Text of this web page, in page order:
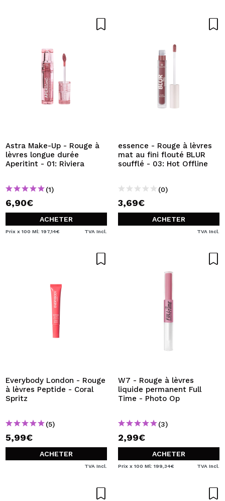
Astra Make-Up - Rouge à
lèvres longue durée
Aperitint - 01: Riviera
(1)
6,90€
ACHETER
Prix x 100 Ml: 197,14€ TVA Incl.
essence - Rouge à lèvres
mat au fini flouté BLUR
soufflé - 03: Hot Offline
(0)
3,69€
ACHETER
TVA Incl.
Everybody London - Rouge
à lèvres Peptide - Coral
Spritz
(5)
5,99€
ACHETER
TVA Incl.
W7 - Rouge à lèvres
liquide permanent Full
Time - Photo Op
(3)
2,99€
ACHETER
Prix x 100 Ml: 199,34€ TVA Incl.